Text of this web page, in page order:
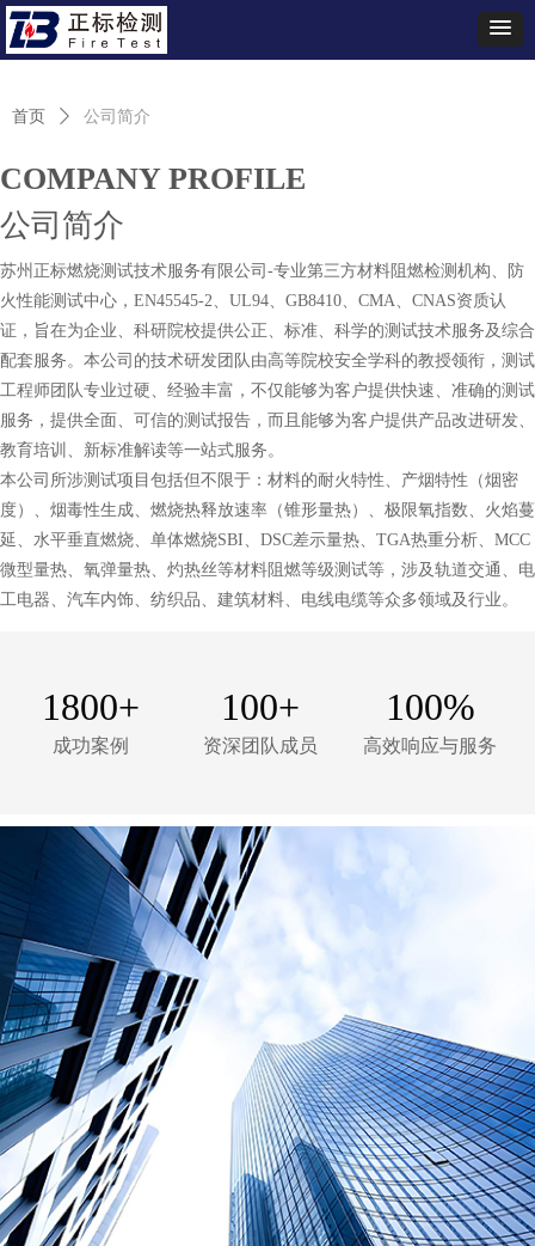
COMPANY PROFILE
公司简介
苏州正标燃烧测试技术服务有限公司-专业第三方材料阻燃检测机构、防
火性能测试中心，EN45545-2、UL94、GB8410、CMA、CNAS资质认
证，旨在为企业、科研院校提供公正、标准、科学的测试技术服务及综合
配套服务。本公司的技术研发团队由高等院校安全学科的教授领衔，测试
工程师团队专业过硬、经验丰富，不仅能够为客户提供快速、准确的测试
服务，提供全面、可信的测试报告，而且能够为客户提供产品改进研发、
教育培训、新标准解读等一站式服务。
本公司所涉测试项目包括但不限于：材料的耐火特性、产烟特性（烟密
度）、烟毒性生成、燃烧热释放速率（锥形量热）、极限氧指数、火焰蔓
延、水平垂直燃烧、单体燃烧SBI、DSC差示量热、TGA热重分析、MCC
微型量热、氧弹量热、灼热丝等材料阻燃等级测试等，涉及轨道交通、电
工电器、汽车内饰、纺织品、建筑材料、电线电缆等众多领域及行业。
1800+
成功案例
100+
资深团队成员
100%
高效响应与服务
首页 ꄲ 公司简介